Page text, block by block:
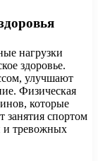
нагрузки
здоровье.
улучшают
Физическая
которые
занятия спортом
и тревожных